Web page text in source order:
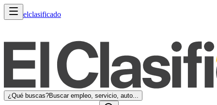
elclasificado
¿Qué buscas?Buscar empleo, servicio, auto...